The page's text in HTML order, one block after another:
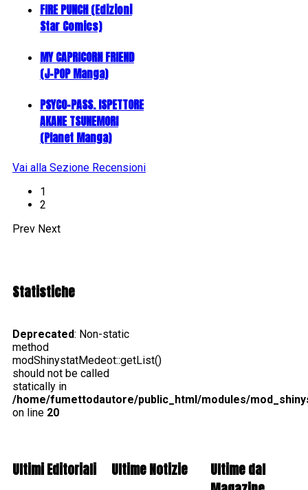
FIRE PUNCH (Edizioni
Star Comics)
MY CAPRICORN FRIEND
(J-POP Manga)
PSYCO-PASS. ISPETTORE
AKANE TSUNEMORI
(Planet Manga)
Vai alla Sezione Recensioni
1
2
Prev Next
Statistiche
Deprecated: Non-static
method
modShinystatMedeot::getList()
should not be called
statically in
/home/fumettodautore/public_html/modules/
on line 20
Ultimi Editoriali Ultime Notizie
Ultime dal